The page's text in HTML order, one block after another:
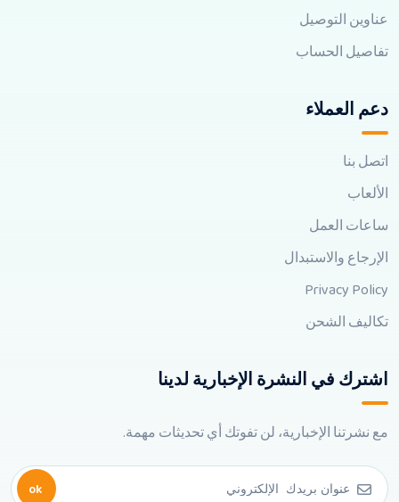
عناوين التوصيل
تفاصيل الحساب
دعم العملاء
اتصل بنا
الألعاب
ساعات العمل
الإرجاع والاستبدال
Privacy Policy
تكاليف الشحن
اشترك في النشرة الإخبارية لدينا
مع نشرتنا الإخبارية، لن تفوتك أي تحديثات مهمة.
ok